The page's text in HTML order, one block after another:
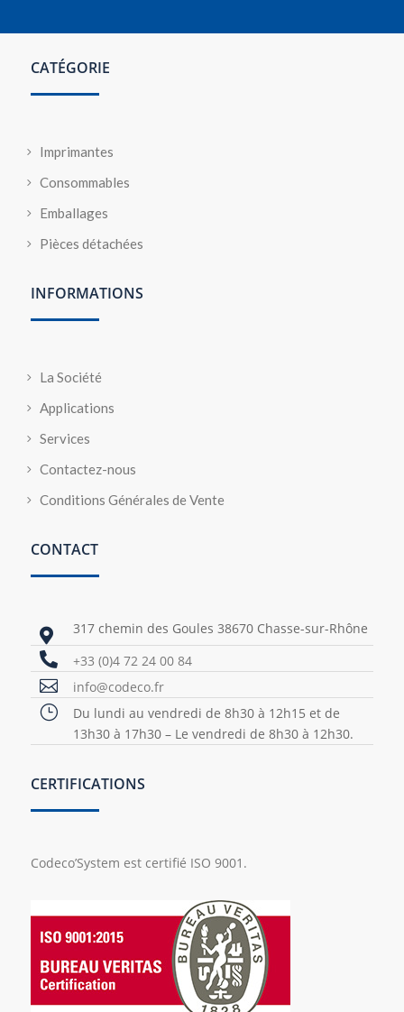
CATÉGORIE
Imprimantes
Consommables
Emballages
Pièces détachées
INFORMATIONS
La Société
Applications
Services
Contactez-nous
Conditions Générales de Vente
CONTACT
 317 chemin des Goules 38670 Chasse-sur-Rhône
 +33 (0)4 72 24 00 84
 info@codeco.fr
}
Du lundi au vendredi de 8h30 à 12h15 et de
13h30 à 17h30 – Le vendredi de 8h30 à 12h30.
CERTIFICATIONS
Codeco’System est certifié ISO 9001.